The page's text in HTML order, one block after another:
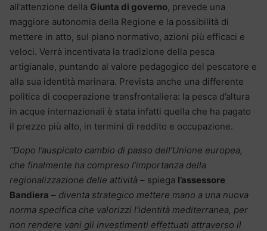
all’attenzione della Giunta di governo, prevede una
maggiore autonomia della Regione e la possibilità di
mettere in atto, sul piano normativo, azioni più efficaci e
veloci. Verrà incentivata la tradizione della pesca
artigianale, puntando al valore pedagogico del pescatore e
alla sua identità marinara. Prevista anche una differente
politica di cooperazione transfrontaliera: la pesca d’altura
in acque internazionali è stata infatti quella che ha pagato
il prezzo più alto, in termini di reddito e occupazione.
“Dopo l’auspicato cambio di passo dell’Unione europea,
che finalmente ha compreso l’importanza della
regionalizzazione delle attività – spiega l’assessore
Bandiera – diventa strategico mettere mano a una nuova
norma specifica che valorizzi l’identità mediterranea, per
non rendere vani gli investimenti effettuati attraverso il